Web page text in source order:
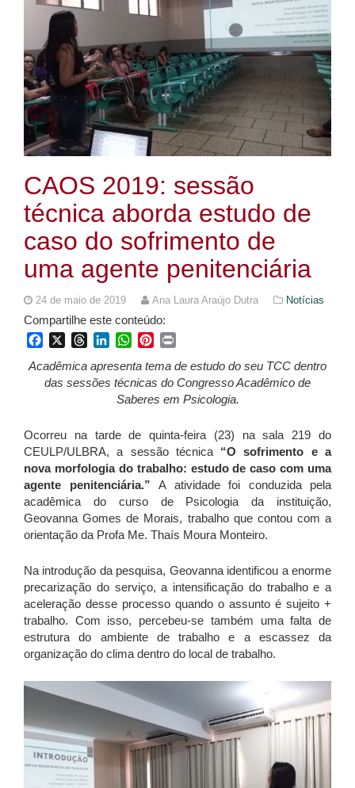
CAOS 2019: sessão
técnica aborda estudo de
caso do sofrimento de
uma agente penitenciária
24 de maio de 2019 Ana Laura Araújo Dutra Notícias
Compartilhe este conteúdo:
FacebookThreadsLinkedInWhatsApp
Pinterest
Acadêmica apresenta tema de estudo do seu TCC dentro
das sessões técnicas do Congresso Acadêmico de
Saberes em Psicologia.
Ocorreu na tarde de quinta-feira (23) na sala 219 do
CEULP/ULBRA, a sessão técnica “O sofrimento e a
nova morfologia do trabalho: estudo de caso com uma
agente penitenciária.” A atividade foi conduzida pela
acadêmica do curso de Psicologia da instituição,
Geovanna Gomes de Morais, trabalho que contou com a
orientação da Profa Me. Thaís Moura Monteiro.
Na introdução da pesquisa, Geovanna identificou a enorme
precarização do serviço, a intensificação do trabalho e a
aceleração desse processo quando o assunto é sujeito +
trabalho. Com isso, percebeu-se também uma falta de
estrutura do ambiente de trabalho e a escassez da
organização do clima dentro do local de trabalho.